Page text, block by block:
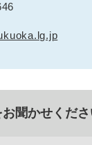
聞かせくださ